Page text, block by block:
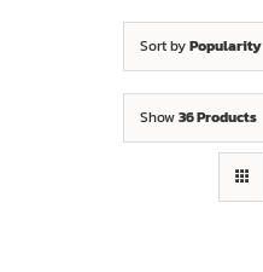
Sort byPopularity
Show36 Products